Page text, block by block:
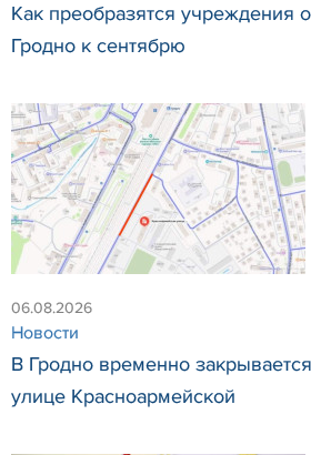
Как преобразятся учреждения
Гродно к сентябрю
06.08.2026
Новости
В Гродно временно
улице Красноармейской